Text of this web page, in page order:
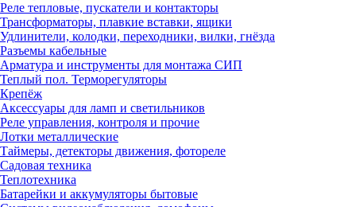
Реле тепловые, пускатели и контакторы
Трансформаторы, плавкие вставки, ящики
Удлинители, колодки, переходники, вилки, гнёзда
Разъемы кабельные
Арматура и инструменты для монтажа СИП
Теплый пол. Терморегуляторы
Крепёж
Аксессуары для ламп и светильников
Реле управления, контроля и прочие
Лотки металлические
Таймеры, детекторы движения, фотореле
Садовая техника
Теплотехника
Батарейки и аккумуляторы бытовые